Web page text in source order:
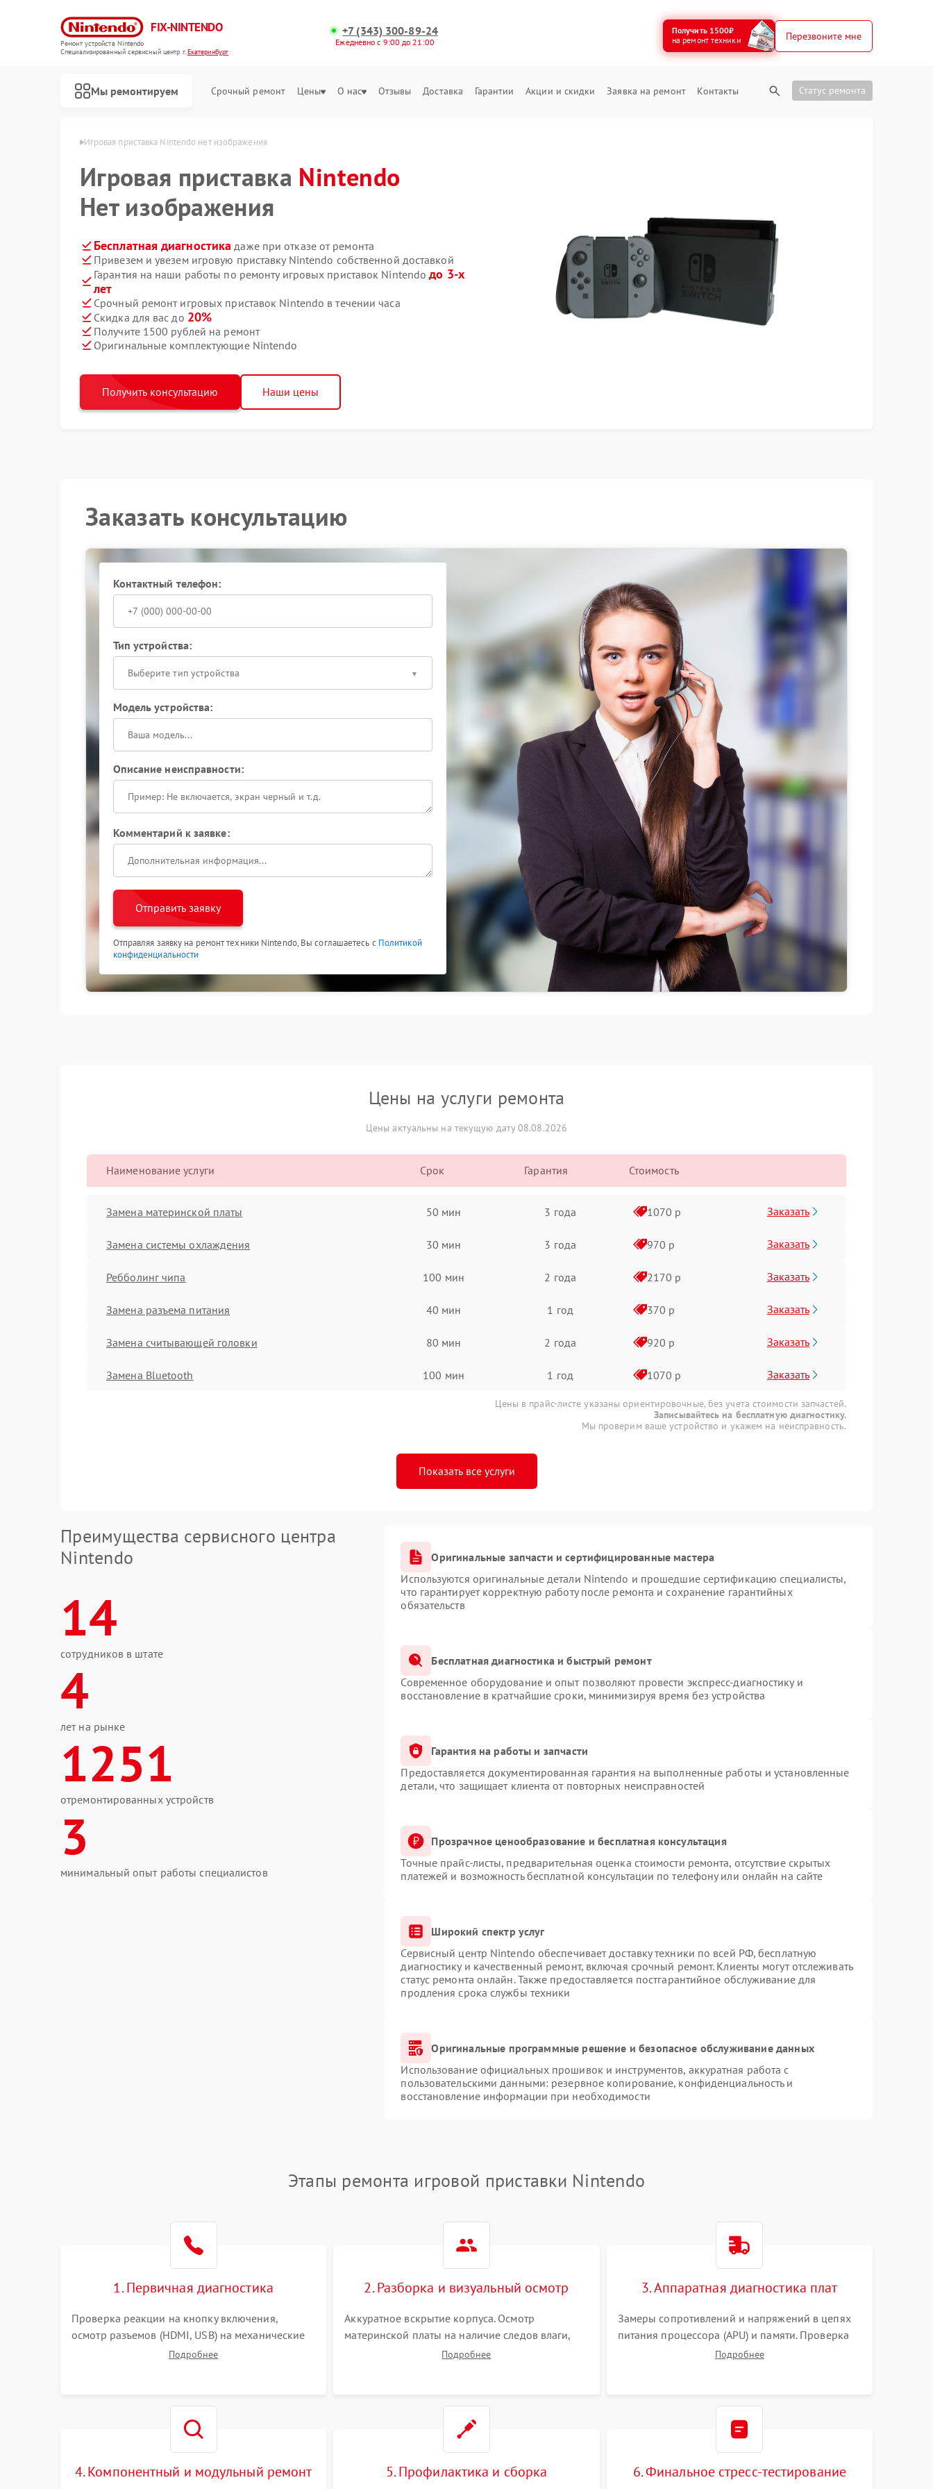
FIX-NINTENDO
Ремонт устройств Nintendo
Специализированный cервисный центр г.Екатеринбург
+7 (343) 300-89-24
Ежедневно с 9:00 до 21:00
Получить 1500₽
на ремонт техники
Перезвоните мне
Мы ремонтируем Срочный ремонт Цены О нас Отзывы Доставка Гарантии Акции и скидки Заявка на ремонт Контакты Статус ремонта
Игровая приставка Nintendo нет изображения
Игровая приставка Nintendo
Нет изображения
Бесплатная диагностика даже при отказе от ремонта
Привезем и увезем игровую приставку Nintendo собственной доставкой
Гарантия на наши работы по ремонту игровых приставок Nintendoдо 3-х
лет
Срочный ремонт игровых приставок Nintendo в течении часа
Скидка для вас до 20%
Получите 1500 рублей на ремонт
Оригинальные комплектующие Nintendo
Получить консультацию Наши цены
Заказать консультацию
Контактный телефон:
Тип устройства:
Выберите тип устройства
Модель устройства:
Описание неисправности:
Комментарий к заявке:
Отправить заявку
Отправляя заявку на ремонт техники Nintendo, Вы соглашаетесь с Политикой
конфиденциальности
Цены на услуги ремонта
Цены актуальны на текущую дату 08.08.2026
Наименование услуги Срок Гарантия Стоимость
Замена материнской платы 50 мин 3 года 1070 р Заказать
Замена системы охлаждения 30 мин 3 года 970 р Заказать
Ребболинг чипа 100 мин 2 года 2170 р Заказать
Замена разъема питания 40 мин 1 год 370 р Заказать
Замена считывающей головки 80 мин 2 года 920 р Заказать
Замена Bluetooth 100 мин 1 год 1070 р Заказать
Цены в прайс-листе указаны ориентировочные, без учета стоимости запчастей.
Записывайтесь на бесплатную диагностику.
Мы проверим ваше устройство и укажем на неисправность.
Показать все услуги
Преимущества сервисного центра
Nintendo
14
сотрудников в штате
4
лет на рынке
1251
отремонтированных устройств
3
минимальный опыт работы специалистов
Оригинальные запчасти и сертифицированные мастера
Используются оригинальные детали Nintendo и прошедшие сертификацию специалисты,
что гарантирует корректную работу после ремонта и сохранение гарантийных
обязательств
Бесплатная диагностика и быстрый ремонт
Современное оборудование и опыт позволяют провести экспресс-диагностику и
восстановление в кратчайшие сроки, минимизируя время без устройства
Гарантия на работы и запчасти
Предоставляется документированная гарантия на выполненные работы и установленные
детали, что защищает клиента от повторных неисправностей
Прозрачное ценообразование и бесплатная консультация
Точные прайс-листы, предварительная оценка стоимости ремонта, отсутствие скрытых
платежей и возможность бесплатной консультации по телефону или онлайн на сайте
Широкий спектр услуг
Сервисный центр Nintendo обеспечивает доставку техники по всей РФ, бесплатную
диагностику и качественный ремонт, включая срочный ремонт. Клиенты могут отслеживать
статус ремонта онлайн. Также предоставляется постгарантийное обслуживание для
продления срока службы техники
Оригинальные программные решение и безопасное обслуживание данных
Использование официальных прошивок и инструментов, аккуратная работа с
пользовательскими данными: резервное копирование, конфиденциальность и
восстановление информации при необходимости
Этапы ремонта игровой приставки Nintendo
1. Первичная диагностика
Проверка реакции на кнопку включения,
осмотр разъемов (HDMI, USB) на механические
повреждения. Оценка кодов ошибок на экране
Подробнее
2. Разборка и визуальный осмотр
Аккуратное вскрытие корпуса. Осмотр
материнской платы на наличие следов влаги,
коррозии, прогаров и поврежденных
Подробнее
3. Аппаратная диагностика плат
Замеры сопротивлений и напряжений в цепях
питания процессора (APU) и памяти. Проверка
HDMI-контроллера, микросхем флеш-памяти и
Подробнее
4. Компонентный и модульный ремонт 5. Профилактика и сборка 6. Финальное стресс-тестирование